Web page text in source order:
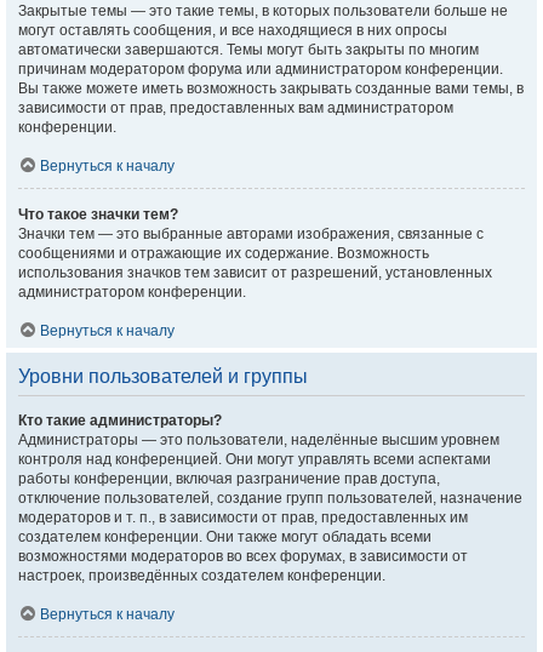
Закрытые темы — это такие темы, в которых пользователи больше не
могут оставлять сообщения, и все находящиеся в них опросы
автоматически завершаются. Темы могут быть закрыты по многим
причинам модератором форума или администратором конференции.
Вы также можете иметь возможность закрывать созданные вами темы, в
зависимости от прав, предоставленных вам администратором
конференции.
Вернуться к началу
Что такое значки тем?
Значки тем — это выбранные авторами изображения, связанные с
сообщениями и отражающие их содержание. Возможность
использования значков тем зависит от разрешений, установленных
администратором конференции.
Вернуться к началу
Уровни пользователей и группы
Кто такие администраторы?
Администраторы — это пользователи, наделённые высшим уровнем
контроля над конференцией. Они могут управлять всеми аспектами
работы конференции, включая разграничение прав доступа,
отключение пользователей, создание групп пользователей, назначение
модераторов и т. п., в зависимости от прав, предоставленных им
создателем конференции. Они также могут обладать всеми
возможностями модераторов во всех форумах, в зависимости от
настроек, произведённых создателем конференции.
Вернуться к началу